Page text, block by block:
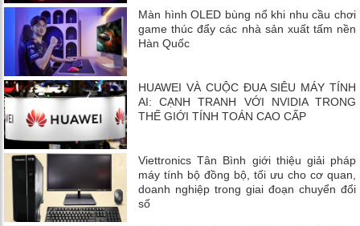
Màn hình OLED bùng nổ khi nhu cầu chơi
game thúc đẩy các nhà sản xuất tấm nền
Hàn Quốc
HUAWEI VÀ CUỘC ĐUA SIÊU MÁY TÍNH
AI: CẠNH TRANH VỚI NVIDIA TRONG
THẾ GIỚI TÍNH TOÁN CAO CẤP
Viettronics Tân Bình giới thiệu giải pháp
máy tính bộ đồng bộ, tối ưu cho cơ quan,
doanh nghiệp trong giai đoạn chuyển đổi
số